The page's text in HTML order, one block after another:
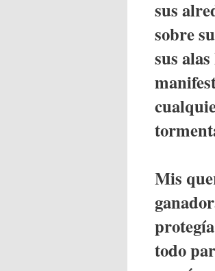
sus
sobre
sus
Mis
todo